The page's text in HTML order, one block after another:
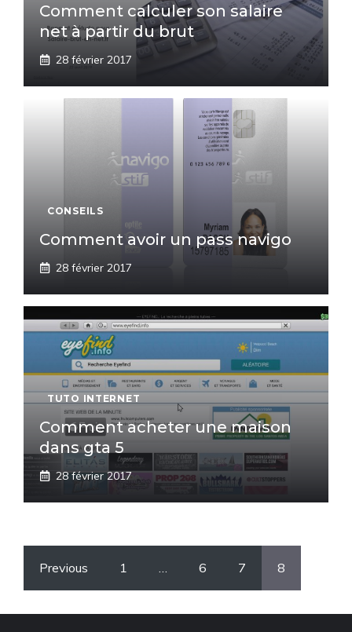
Comment calculer son salaire
net à partir du brut
28 février 2017
CONSEILS
Comment avoir un pass navigo
28 février 2017
TUTO INTERNET
Comment acheter une maison
dans gta 5
28 février 2017
Previous 1 6 7 8